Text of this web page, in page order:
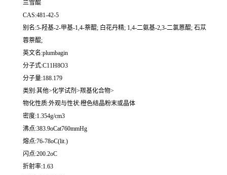
兰雪醌
CAS:481-42-5
别名:5-羟基-2-甲基-1,4-萘醌; 白花丹精; 1,4-二氨基-2,3-二氯蒽醌; 石苁
蓉萘醌;
英文名:plumbagin
分子式:C11H8O3
分子量:188.179
类别:其他>化学试剂>羰基化合物>
物化性质:外观与性状:橙色结晶粉末或晶体
密度:1.354g/cm3
沸点:383.9oCat760mmHg
熔点:76-78oC(lit.)
闪点:200.2oC
折射率:1.63